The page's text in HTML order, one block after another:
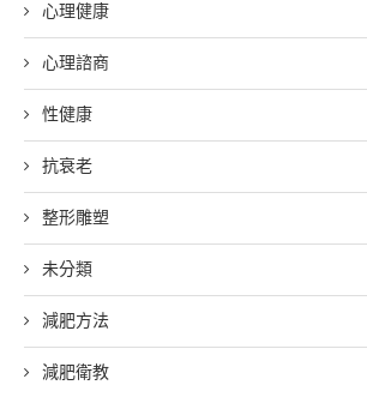
心理健康
心理諮商
性健康
抗衰老
整形雕塑
未分類
減肥方法
減肥衛教